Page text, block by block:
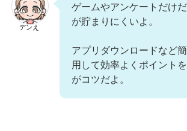
デンえ
ゲームやアンケートだけ
が貯まりにくいよ。
アプリダウンロードなど
用して効率よくポイント
がコツだよ。